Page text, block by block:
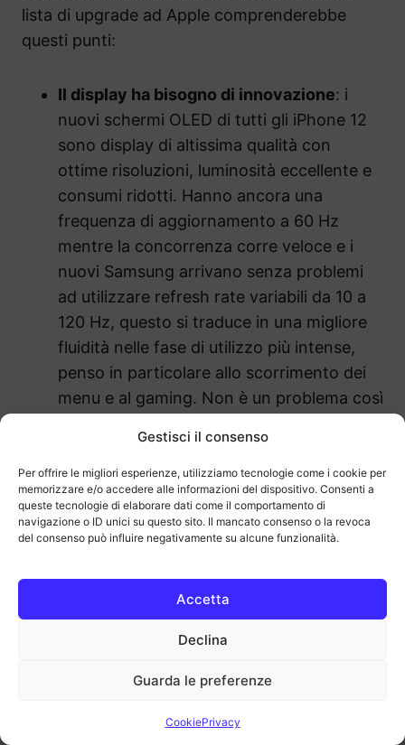
Gestisci il consenso
Per offrire le migliori esperienze, utilizziamo tecnologie come i cookie per
memorizzare e/o accedere alle informazioni del dispositivo. Consenti a
queste tecnologie di elaborare dati come il comportamento di
navigazione o ID unici su questo sito. Il mancato consenso o la revoca
del consenso può influire negativamente su alcune funzionalità.
Accetta
Declina
Guarda le preferenze
CookiePrivacy
lista di upgrade ad Apple comprenderebbe
questi punti:
Il display ha bisogno di innovazione: i
nuovi schermi OLED di tutti gli iPhone 12
sono display di altissima qualità con
ottime risoluzioni, luminosità eccellente e
consumi ridotti. Hanno ancora una
frequenza di aggiornamento a 60 Hz
mentre la concorrenza corre veloce e i
nuovi Samsung arrivano senza problemi
ad utilizzare refresh rate variabili da 10 a
120 Hz, questo si traduce in una migliore
fluidità nelle fase di utilizzo più intense,
penso in particolare allo scorrimento dei
menu e al gaming. Non è un problema così
resta fluida e lo schermo davvero
piacevole da utilizzare, ma sapere che c’è
chi fa meglio, molto meglio, dovrebbe
spingere Apple ad aggiornare i display nei
prossimi iPhone 12s o iPhone 12, magari
introducendo anche l’always-on display.
Cornici azzerate e notch ridotto
l’ora di azzerare le cornici e di produrre il
primo iPhone con un display in grado di
coprire la parte frontale del dispositivo.
vedere un notch più compatto, o